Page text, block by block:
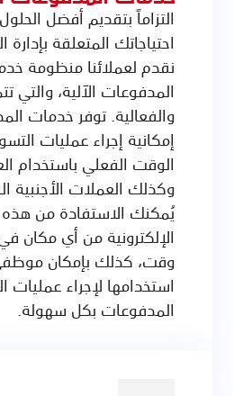
التزاماً بتقديم أفضل
احتياجاتك المتعلقة
نقدم لعملائنا منظومة
المدفوعات الآلية، والتي
والفعالية. توفر خدمات
إمكانية إجراء عمليات
الوقت الفعلي باستخدام
وكذلك العملات الأجنبية
يُمكنك الاستفادة من هذه
الإلكترونية من أي مكان
وقت، كذلك بإمكان
استخدامها لإجراء عمليات
المدفوعات بكل سهولة.